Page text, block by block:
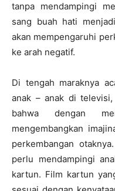
tanpa mendampingi
sang buah hati
akan mempengaruhi
ke arah negatif.
Di tengah maraknya
anak – anak di
bahwa dengan
mengembangkan
perkembangan
perlu mendampingi
kartun. Film kartun